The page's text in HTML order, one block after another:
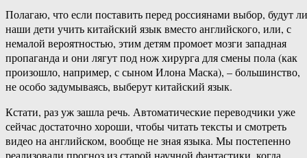
Полагаю, что если поставить перед россиянами выбор, будут ли
наши дети учить китайский язык вместо английского, или, с
немалой вероятностью, этим детям промоет мозги западная
пропаганда и они лягут под нож хирурга для смены пола (как
произошло, например, с сыном Илона Маска), – большинство,
не особо задумываясь, выберут китайский язык.
Кстати, раз уж зашла речь. Автоматические переводчики уже
сейчас достаточно хороши, чтобы читать тексты и смотреть
видео на английском, вообще не зная языка. Мы постепенно